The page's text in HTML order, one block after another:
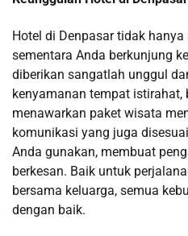
Hotel di Denpasar tidak
sementara Anda berkunjung
diberikan sangatlah unggul
kenyamanan tempat istirahat,
menawarkan paket wisata
komunikasi yang juga
Anda gunakan, membuat
berkesan. Baik untuk
bersama keluarga, semua
dengan baik.